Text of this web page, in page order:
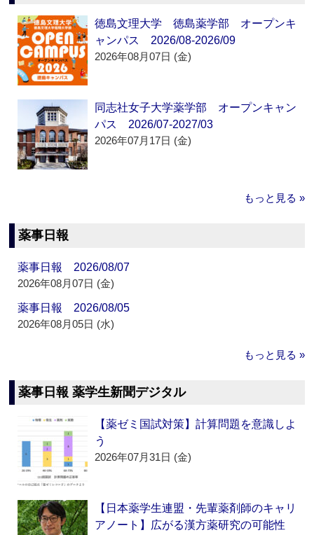
徳島文理大学 徳島薬学部 オープンキ
ャンパス 2026/08-2026/09
2026年08月07日 (金)
同志社女子大学薬学部 オープンキャン
パス 2026/07-2027/03
2026年07月17日 (金)
もっと見る »
薬事日報
薬事日報 2026/08/07
2026年08月07日 (金)
薬事日報 2026/08/05
2026年08月05日 (水)
もっと見る »
薬事日報 薬学生新聞デジタル
【薬ゼミ国試対策】計算問題を意識しよ
う
2026年07月31日 (金)
【日本薬学生連盟・先輩薬剤師のキャリ
アノート】広がる漢方薬研究の可能性